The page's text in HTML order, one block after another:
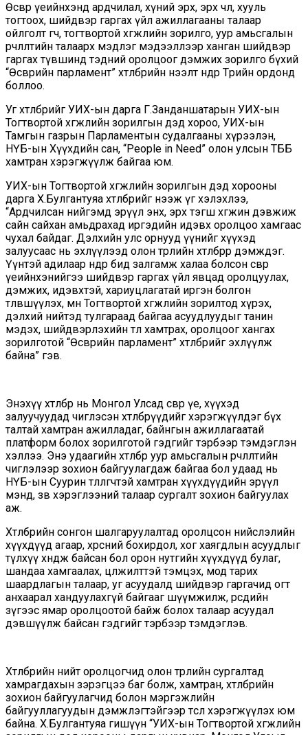
Өсвөр үеийнхэнд ардчилал, хүний эрх, эрх чөлөө, хууль
тогтоох, шийдвэр гаргах үйл ажиллагааны талаар
ойлголт өгч, тогтвортой хөгжлийн зорилго, уур амьсгалын
өөрчлөлтийн талаарх мэдлэг мэдээллээр ханган шийдвэр
гаргах түвшинд тэдний оролцоог дэмжих зорилго бүхий
“Өсвөрийн парламент” хөтөлбөрийн нээлт өнөөдөр Төрийн ордонд
боллоо.
Уг хөтөлбөрийг УИХ-ын дарга Г.Занданшатарын УИХ-ын
Тогтвортой хөгжлийн зорилгын дэд хороо, УИХ-ын
Тамгын газрын Парламентын судалгааны хүрээлэн,
НҮБ-ын Хүүхдийн сан, “People in Need” олон улсын ТББ
хамтран хэрэгжүүлж байгаа юм.
УИХ-ын Тогтвортой хөгжлийн зорилгын дэд хорооны
дарга Х.Булгантуяа хөтөлбөрийг нээж үг хэлэхлээ,
“Ардчилсан нийгэмд эрүүл энх, эрх тэгш хөгжин дэвжиж
сайн сайхан амьдрахад иргэдийн идэвх оролцоо хамгаас
чухал байдаг. Дэлхийн улс орнууд үүнийг хүүхэд
залуусаас нь эхлүүлээд олон төрлийн хөтөлбөрөөр дэмждэг.
Үүнтэй адилаар өнөөдөр бид залгамж халаа болсон өсвөр
үеийнхэнийгээ шийдвэр гаргах үйл явцад оролцуулах,
дэмжих, идэвхтэй, хариуцлагатай иргэн болгон
төлөвшүүлэх, мөн Тогтвортой хөгжлийн зорилтод хүрэх,
дэлхий нийтэд тулгараад байгаа асуудлуудыг танин
мэдэх, шийдвэрлэхийн төлөө хамтрах, оролцоог хангах
зорилготой “Өсвөрийн парламент” хөтөлбөрийг эхлүүлж
байна” гэв.
Энэхүү хөтөлбөр нь Монгол Улсад өсвөр үе, хүүхэд
залуучуудад чиглэсэн хөтөлбөрүүдийг хэрэгжүүлдэг бүх
талтай хамтран ажилладаг, байнгын ажиллагаатай
платформ болох зорилготой гэдгийг тэрбээр тэмдэглэн
хэллээ. Энэ удаагийн хөтөлбөр уур амьсгалын өөрчлөлтийн
чиглэлээр зохион байгуулагдаж байгаа бол удаад нь
НҮБ-ын Суурин төлөөлөгчтэй хамтран хүүхдүүдийн эрүүл
мэнд, зөв хэрэглээний талаар сургалт зохион байгуулах
аж.
Хөтөлбөрийн сонгон шалгаруулалтад оролцсон нийслэлийн
хүүхдүүд агаар, хөрсний бохирдол, хог хаягдлын асуудлыг
түлхүү хөндөж байсан бол орон нутгийн хүүхдүүд булаг,
шандаа хамгаалах, цөлжилттэй тэмцэх, мод тарих
шаардлагын талаар, уг асуудалд шийдвэр гаргачид огт
анхаарал хандуулахгүй байгааг шүүмжилж, өөрсдийн
зүгээс ямар оролцоотой байж болох талаар асуудал
дэвшүүлж байсан гэдгийг тэрбээр тэмдэглэв.
Хөтөлбөрийн нийт оролцогчид олон төрлийн сургалтад
хамрагдахын зэрэгцээ баг болж, хамтран, хөтөлбөрийн
зохион байгуулагчид болон мэргэжлийн
байгууллагуудын дэмжлэгтэйгээр төсөл хэрэгжүүлэх юм
байна. Х.Булгантуяа гишүүн “УИХ-ын Тогтвортой хөгжлийн